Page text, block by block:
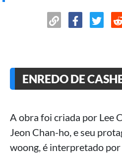
ENREDO DE
A obra foi criada por Lee
Jeon Chan-ho, e seu
woong, é interpretado por